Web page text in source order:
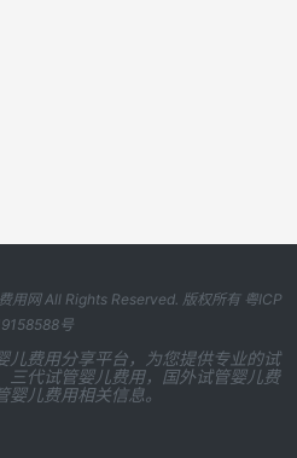
用网All Rights Reserved. 版权所有 粤ICP
号
儿费用分享平台，为您提供专业的试
三代试管婴儿费用，国外试管婴儿费
婴儿费用相关信息。